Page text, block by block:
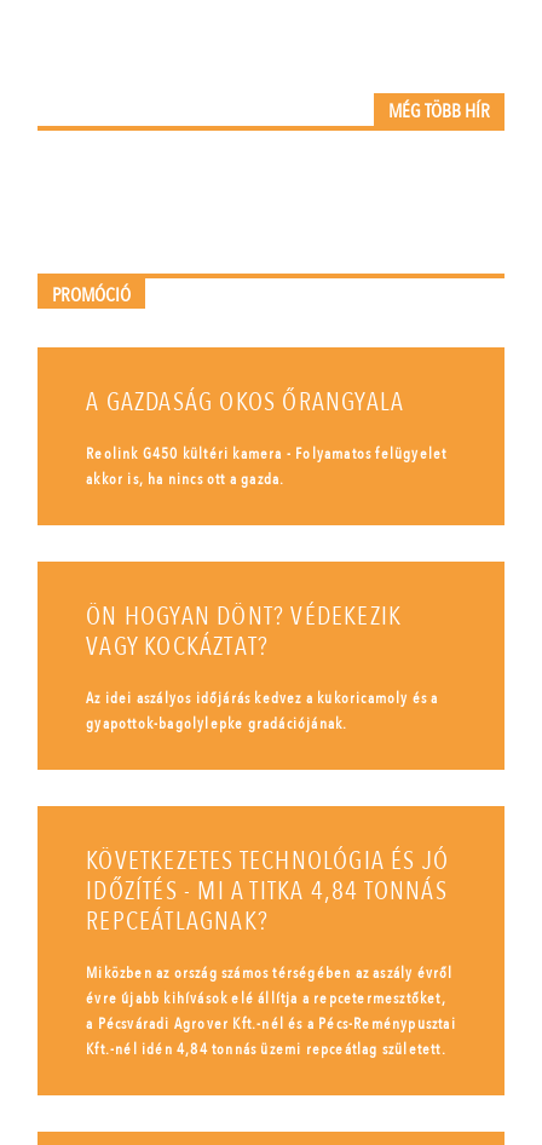
MÉG TÖBB HÍR
PROMÓCIÓ
A GAZDASÁG OKOS ŐRANGYALA
Reolink G450 kültéri kamera - Folyamatos felügyelet
akkor is, ha nincs ott a gazda.
ÖN HOGYAN DÖNT? VÉDEKEZIK
VAGY KOCKÁZTAT?
Az idei aszályos időjárás kedvez a kukoricamoly és a
gyapottok-bagolylepke gradációjának.
KÖVETKEZETES TECHNOLÓGIA ÉS JÓ
IDŐZÍTÉS - MI A TITKA 4,84 TONNÁS
REPCEÁTLAGNAK?
Miközben az ország számos térségében az aszály évről
évre újabb kihívások elé állítja a repcetermesztőket,
a Pécsváradi Agrover Kft.-nél és a Pécs-Reménypusztai
Kft.-nél idén 4,84 tonnás üzemi repceátlag született.